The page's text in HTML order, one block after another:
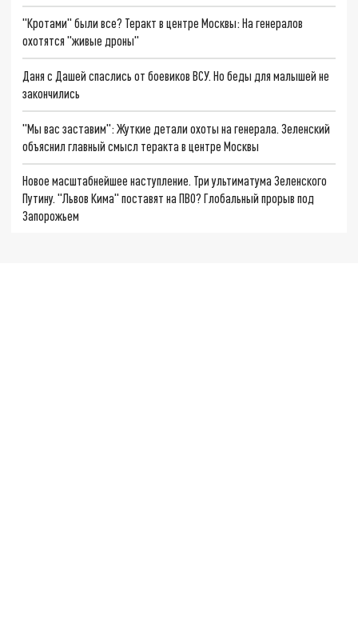
"Кротами" были все? Теракт в центре Москвы: На генералов
охотятся "живые дроны"
Даня с Дашей спаслись от боевиков ВСУ. Но беды для малышей не
закончились
"Мы вас заставим": Жуткие детали охоты на генерала. Зеленский
объяснил главный смысл теракта в центре Москвы
Новое масштабнейшее наступление. Три ультиматума Зеленского
Путину. "Львов Кима" поставят на ПВО? Глобальный прорыв под
Запорожьем